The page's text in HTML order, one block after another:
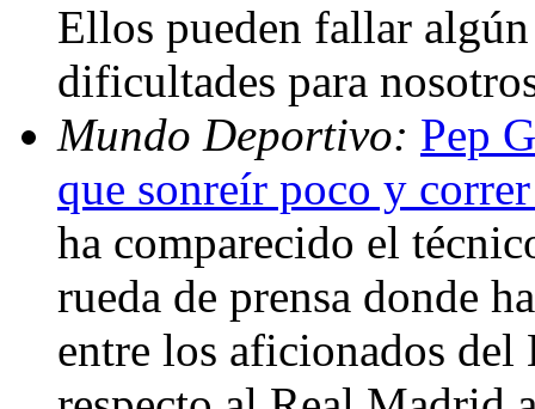
Ellos pueden fallar
dificultades para
Mundo Deportivo: Pep
que sonreír poco y
ha comparecido el
rueda de prensa donde
entre los aficionados del